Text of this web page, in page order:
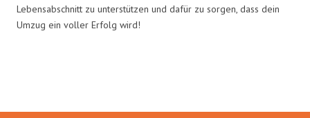
Lebensabschnitt zu unterstützen und dafür zu sorgen, dass dein
Umzug ein voller Erfolg wird!